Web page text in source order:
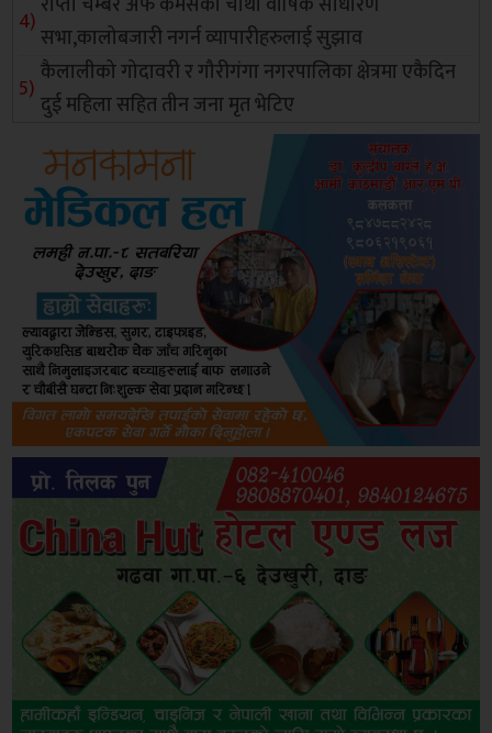
सभा,कालोबजारी नगर्न व्यापारीहरुलाई सुझाव
कैलालीको गोदावरी र गौरीगंगा नगरपालिका क्षेत्रमा एकैदिन
दुई महिला सहित तीन जना मृत भेटिए